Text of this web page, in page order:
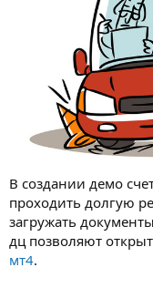
В создании демо
проходить долгую
загружать
дц позволяют
мт4.